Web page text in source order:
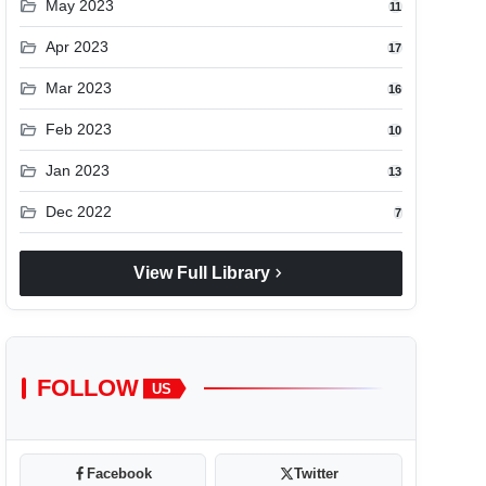
folder_open May 2023 11
folder_open Apr 2023 17
folder_open Mar 2023 16
folder_open Feb 2023 10
folder_open Jan 2023 13
folder_open Dec 2022 7
View Full Library chevron_right
FOLLOW US
Facebook Twitter